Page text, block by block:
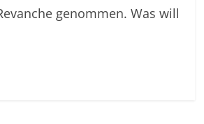
genommen. Was will